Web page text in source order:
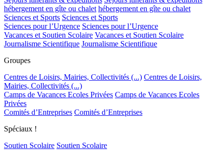
hébergement en gîte ou chalet hébergement en gîte ou chalet
Sciences et Sports Sciences et Sports
Sciences pour l’Urgence Sciences pour l’Urgence
Vacances et Soutien Scolaire Vacances et Soutien Scolaire
Journalisme Scientifique Journalisme Scientifique
Groupes
Centres de Loisirs, Mairies, Collectivités (...) Centres de Loisirs,
Mairies, Collectivités (...)
Camps de Vacances Ecoles Privées Camps de Vacances Ecoles
Privées
Comités d’Entreprises Comités d’Entreprises
Spéciaux !
Soutien Scolaire Soutien Scolaire